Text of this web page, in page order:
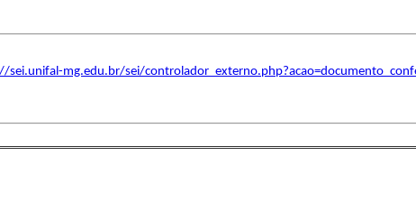
sei.unifal-mg.edu.br/sei/